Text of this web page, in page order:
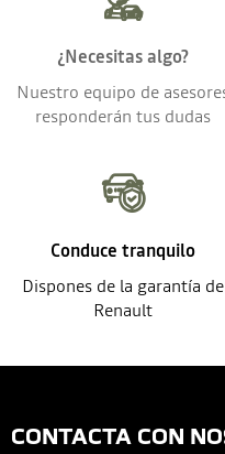
¿Necesitas algo?
Nuestro equipo de
responderán tus dudas
Conduce tranquilo
Dispones de la garantía de
Renault
CONTACTA CON